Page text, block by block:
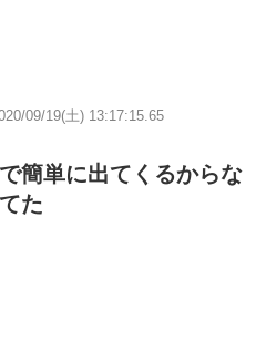
09/19(土) 13:17:15.65
簡単に出てくるからな
た